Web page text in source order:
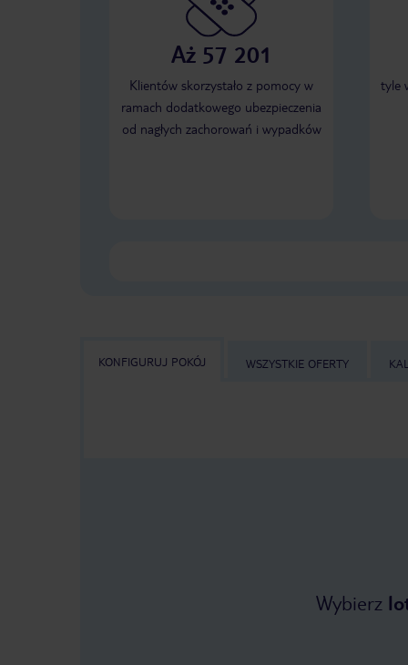
Aż 57 201
Klientów skorzystało z pomocy w
ramach dodatkowego ubezpieczenia
od nagłych zachorowań i wypadków
tyle
KONFIGURUJ POKÓJ WSZYSTKIE OFERTY
Wybierz